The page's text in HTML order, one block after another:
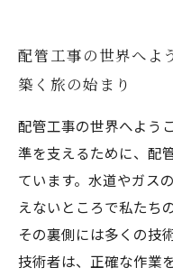
来
配管工事がもたら
る
持続可能な未来
の意義
新たな挑戦へ一
事の一員に
配管工事の世界へよ
築く旅の始まり
配管工事の世界へよう
準を支えるために、配
ています。水道やガス
えないところで私たち
その裏側には多くの技
技術者は、正確な作業